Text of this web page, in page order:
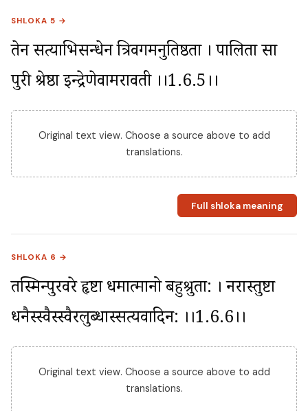
SHLOKA 5 →
तेन सत्याभिसन्धेन त्रिवर्गमनुतिष्ठता । पालिता सा
पुरी श्रेष्ठा इन्द्रेणेवामरावती ।।1.6.5।।
Original text view. Choose a source above to add
translations.
Full shloka meaning
SHLOKA 6 →
तस्मिन्पुरवरे हृष्टा धर्मात्मानो बहुश्रुता: । नरास्तुष्टा
धनैस्स्वैस्स्वैरलुब्धास्सत्यवादिन: ।।1.6.6।।
Original text view. Choose a source above to add
translations.